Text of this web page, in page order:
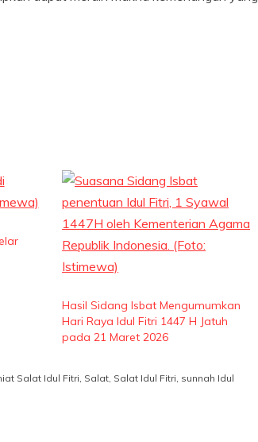
Hasil Sidang Isbat Mengumumkan
Hari Raya Idul Fitri 1447 H Jatuh
pada 21 Maret 2026
Salat Idul Fitri, Salat, Salat Idul Fitri, sunnah Idul